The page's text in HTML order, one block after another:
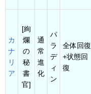
カ
ナ
リ
ア
[絢
爛
の
秘
書
官]
通
常
進
化
パ
ラ
デ
ィ
ン
全体回復
+状態回
復